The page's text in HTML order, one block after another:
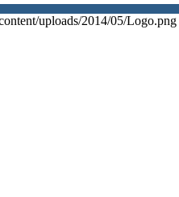
uploads/2014/05/Logo.png